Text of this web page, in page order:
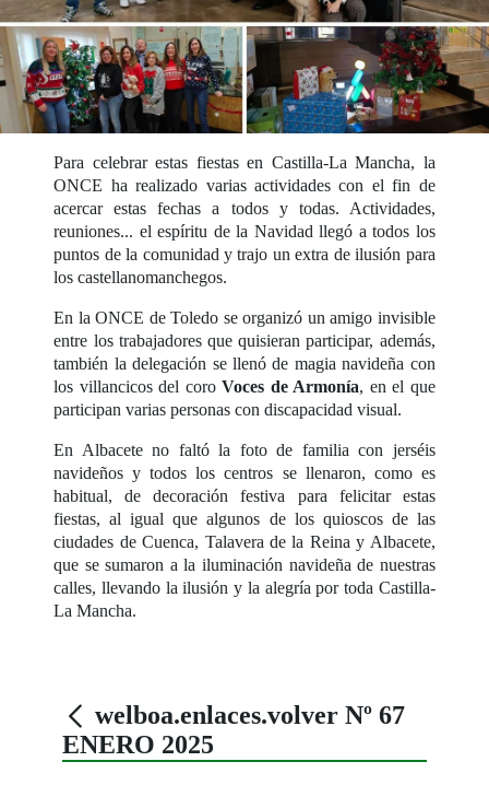
Para celebrar estas fiestas en Castilla-La Mancha, la
ONCE ha realizado varias actividades con el fin de
acercar estas fechas a todos y todas. Actividades,
reuniones... el espíritu de la Navidad llegó a todos los
puntos de la comunidad y trajo un extra de ilusión para
los castellanomanchegos.
En la ONCE de Toledo se organizó un amigo invisible
entre los trabajadores que quisieran participar, además,
también la delegación se llenó de magia navideña con
los villancicos del coroVoces de Armonía, en el que
participan varias personas con discapacidad visual.
En Albacete no faltó la foto de familia con jerséis
navideños y todos los centros se llenaron, como es
habitual, de decoración festiva para felicitar estas
fiestas, al igual que algunos de los quioscos de las
ciudades de Cuenca, Talavera de la Reina y Albacete,
que se sumaron a la iluminación navideña de nuestras
calles, llevando la ilusión y la alegría por toda Castilla-
La Mancha.
welboa.enlaces.volver Nº 67
ENERO 2025